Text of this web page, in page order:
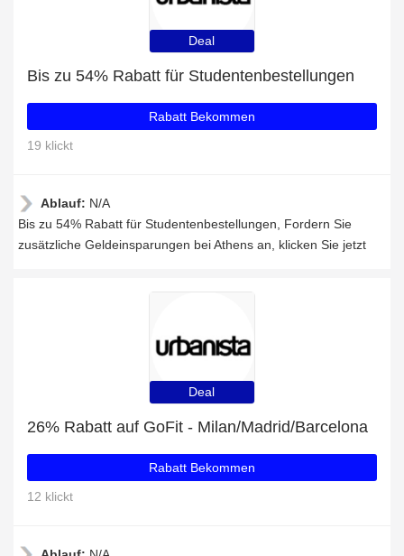
Deal
Bis zu 54% Rabatt für Studentenbestellungen
Rabatt Bekommen
19 klickt
Ablauf: N/A
Bis zu 54% Rabatt für Studentenbestellungen, Fordern Sie
zusätzliche Geldeinsparungen bei Athens an, klicken Sie jetzt
Deal
26% Rabatt auf GoFit - Milan/Madrid/Barcelona
Rabatt Bekommen
12 klickt